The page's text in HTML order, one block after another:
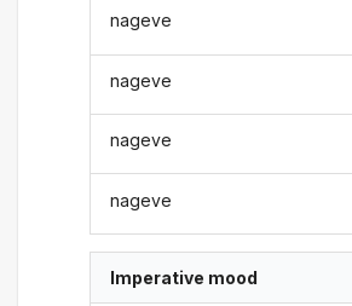
nageve
nageve
nageve
nageve
Imperative mood